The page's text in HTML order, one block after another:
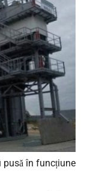
pusă în funcțiune